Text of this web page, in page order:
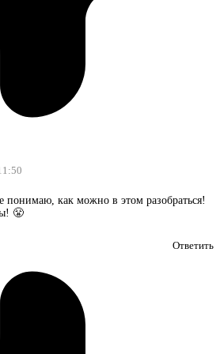
понимаю, как можно в этом разобраться!
😤
Ответить